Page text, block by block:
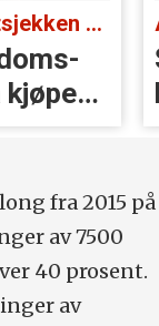
10-punktsjekken med Christian Paasche:
kjøpe
fra 2015 på
av 7500
40 prosent.
av